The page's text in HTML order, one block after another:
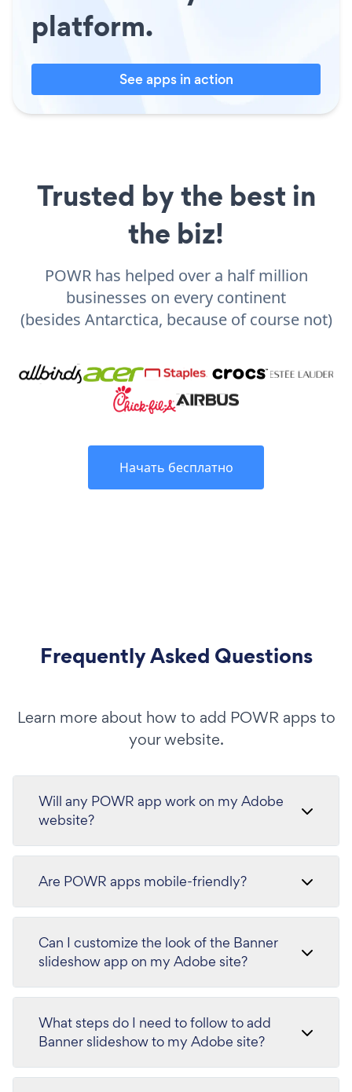
platform.
See apps in action
Trusted by the best in
the biz!
POWR has helped over a half million
businesses on every continent
(besides Antarctica, because of course not)
Начать бесплатно
Frequently Asked Questions
Learn more about how to add POWR apps to
your website.
Will any POWR app work on my Adobe
website?
Are POWR apps mobile-friendly?
Can I customize the look of the Banner
slideshow app on my Adobe site?
What steps do I need to follow to add
Banner slideshow to my Adobe site?